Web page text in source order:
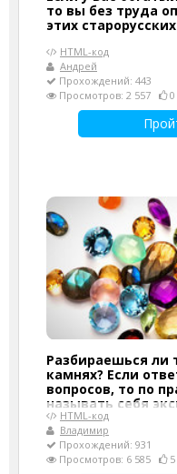
то вы без труда
этих
HTML-код
Андрей
Прохождений: 443
Просмотров: 2 557
0
Разбираешься ли
камнях? Если
вопросов, то по
называть себя
HTML-код
Владимир
Прохождений: 931
Просмотров: 6 585
5